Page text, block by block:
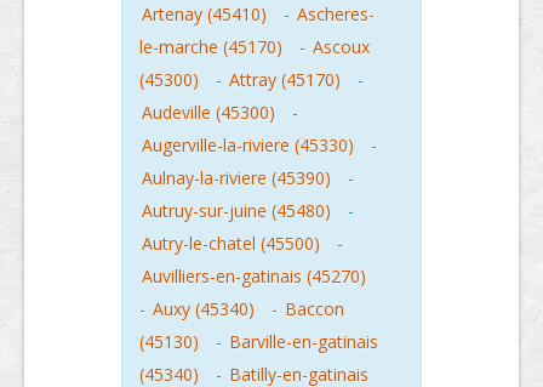
Artenay (45410)
- Ascheres-
le-marche (45170)
- Ascoux
(45300)
- Attray (45170)
-
Audeville (45300)
-
Augerville-la-riviere (45330)
-
Aulnay-la-riviere (45390)
-
Autruy-sur-juine (45480)
-
Autry-le-chatel (45500)
-
Auvilliers-en-gatinais (45270)
- Auxy (45340) - Baccon
(45130)
- Barville-en-gatinais
(45340)
- Batilly-en-gatinais